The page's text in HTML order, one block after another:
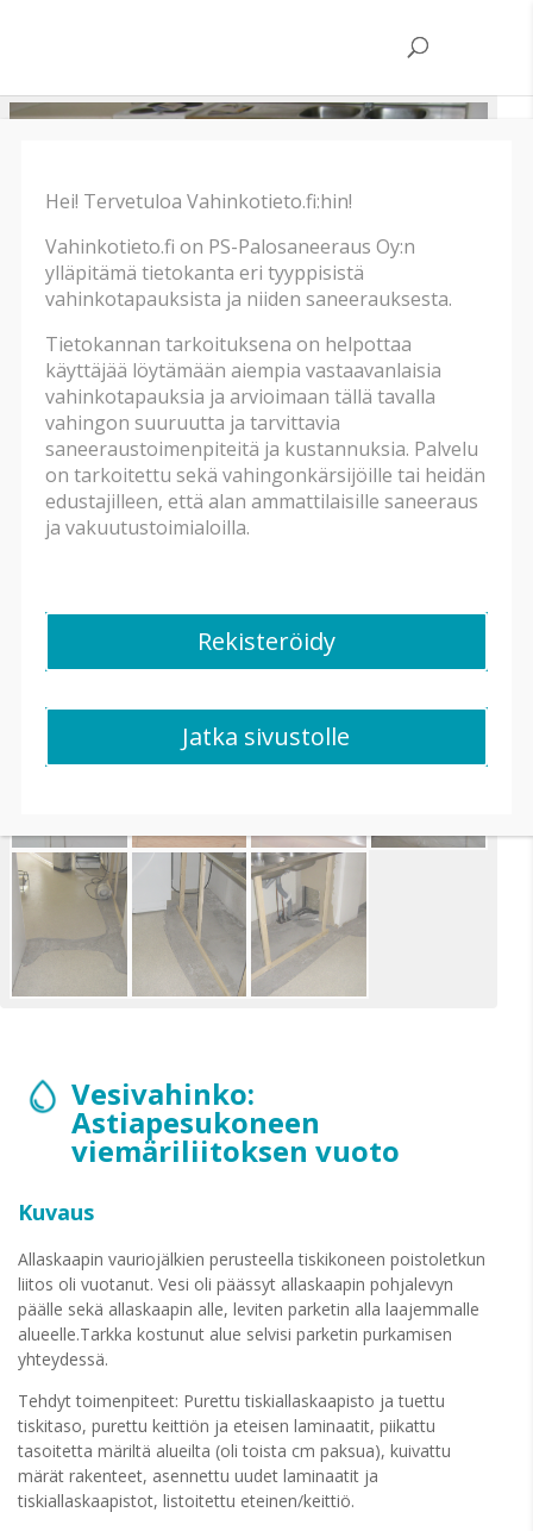
Vesivahinko:
Astiapesukoneen
viemäriliitoksen vuoto
Kuvaus
Allaskaapin vauriojälkien perusteella tiskikoneen poistoletkun
liitos oli vuotanut. Vesi oli päässyt allaskaapin pohjalevyn
päälle sekä allaskaapin alle, leviten parketin alla laajemmalle
alueelle.Tarkka kostunut alue selvisi parketin purkamisen
yhteydessä.
Tehdyt toimenpiteet: Purettu tiskiallaskaapisto ja tuettu
tiskitaso, purettu keittiön ja eteisen laminaatit, piikattu
tasoitetta märiltä alueilta (oli toista cm paksua), kuivattu
märät rakenteet, asennettu uudet laminaatit ja
tiskiallaskaapistot, listoitettu eteinen/keittiö.
Hei! Tervetuloa Vahinkotieto.fi:hin!
Vahinkotieto.fi on PS-Palosaneeraus Oy:n
ylläpitämä tietokanta eri tyyppisistä
vahinkotapauksista ja niiden saneerauksesta.
Tietokannan tarkoituksena on helpottaa
käyttäjää löytämään aiempia vastaavanlaisia
vahinkotapauksia ja arvioimaan tällä tavalla
vahingon suuruutta ja tarvittavia
saneeraustoimenpiteitä ja kustannuksia. Palvelu
on tarkoitettu sekä vahingonkärsijöille tai heidän
edustajilleen, että alan ammattilaisille saneeraus
ja vakuutustoimialoilla.
Rekisteröidy
Jatka sivustolle